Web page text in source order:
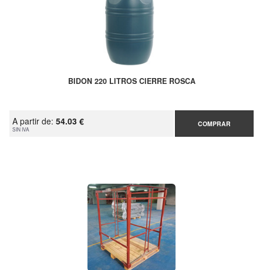
BIDON 220 LITROS CIERRE ROSCA
A partir de: 54.03 €
SIN IVA
COMPRAR